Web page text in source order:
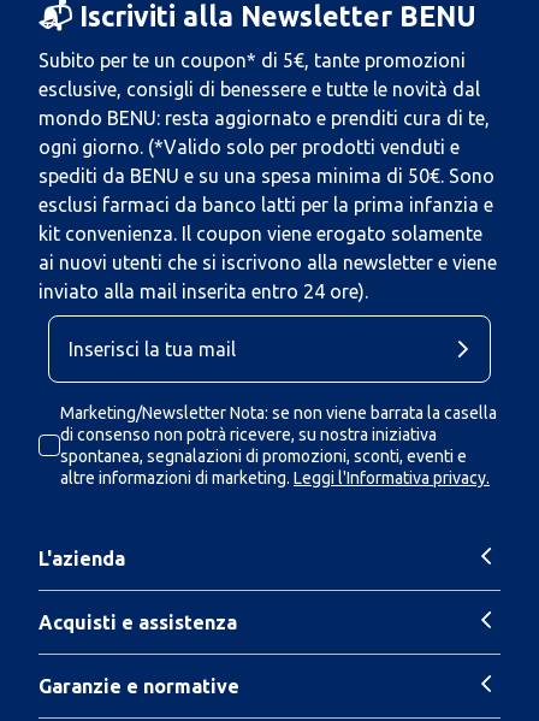
📬 Iscriviti alla Newsletter BENU
Subito per te un coupon* di 5€, tante promozioni
esclusive, consigli di benessere e tutte le novità dal
mondo BENU: resta aggiornato e prenditi cura di te,
ogni giorno. (*Valido solo per prodotti venduti e
spediti da BENU e su una spesa minima di 50€. Sono
esclusi farmaci da banco latti per la prima infanzia e
kit convenienza. Il coupon viene erogato solamente
ai nuovi utenti che si iscrivono alla newsletter e viene
inviato alla mail inserita entro 24 ore).
Marketing/Newsletter Nota: se non viene barrata la casella
di consenso non potrà ricevere, su nostra iniziativa
spontanea, segnalazioni di promozioni, sconti, eventi e
altre informazioni di marketing. Leggi l'Informativa privacy.
L'azienda
Acquisti e assistenza
Garanzie e normative